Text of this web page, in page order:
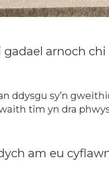
gadael arnoch
ddysgu sy’n
tîm yn dra
am eu